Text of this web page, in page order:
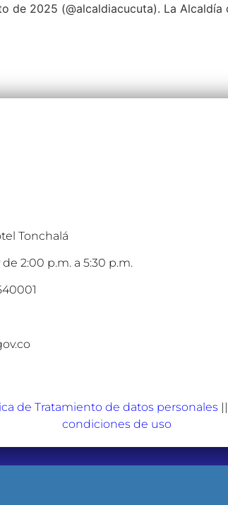
de 2025 (@alcaldiacucuta). La
Tonchalá
2:00 p.m. a 5:30 p.m.
de Tratamiento de datos personales ||
condiciones de uso